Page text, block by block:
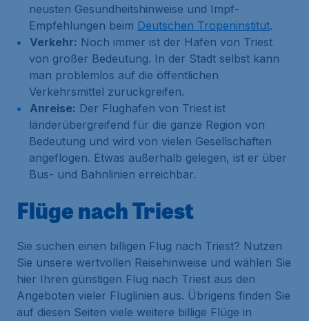
neusten Gesundheitshinweise und Impf-
Empfehlungen beim Deutschen Tropeninstitut.
Verkehr: Noch immer ist der Hafen von Triest
von großer Bedeutung. In der Stadt selbst kann
man problemlos auf die öffentlichen
Verkehrsmittel zurückgreifen.
Anreise: Der Flughafen von Triest ist
länderübergreifend für die ganze Region von
Bedeutung und wird von vielen Gesellschaften
angeflogen. Etwas außerhalb gelegen, ist er über
Bus- und Bahnlinien erreichbar.
Flüge nach Triest
Sie suchen einen billigen Flug nach Triest? Nutzen
Sie unsere wertvollen Reisehinweise und wählen Sie
hier Ihren günstigen Flug nach Triest aus den
Angeboten vieler Fluglinien aus. Übrigens finden Sie
auf diesen Seiten viele weitere billige Flüge in